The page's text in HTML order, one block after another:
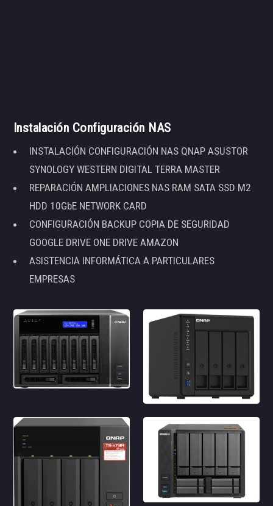
Instalación Configuración NAS
INSTALACIÓN CONFIGURACIÓN NAS QNAP ASUSTOR
SYNOLOGY WESTERN DIGITAL TERRA MASTER
REPARACIÓN AMPLIACIONES NAS RAM SATA SSD M2
HDD 10GbE NETWORK CARD
CONFIGURACIÓN BACKUP COPIA DE SEGURIDAD
GOOGLE DRIVE ONE DRIVE AMAZON
ASISTENCIA INFORMÁTICA A PARTICULARES
EMPRESAS